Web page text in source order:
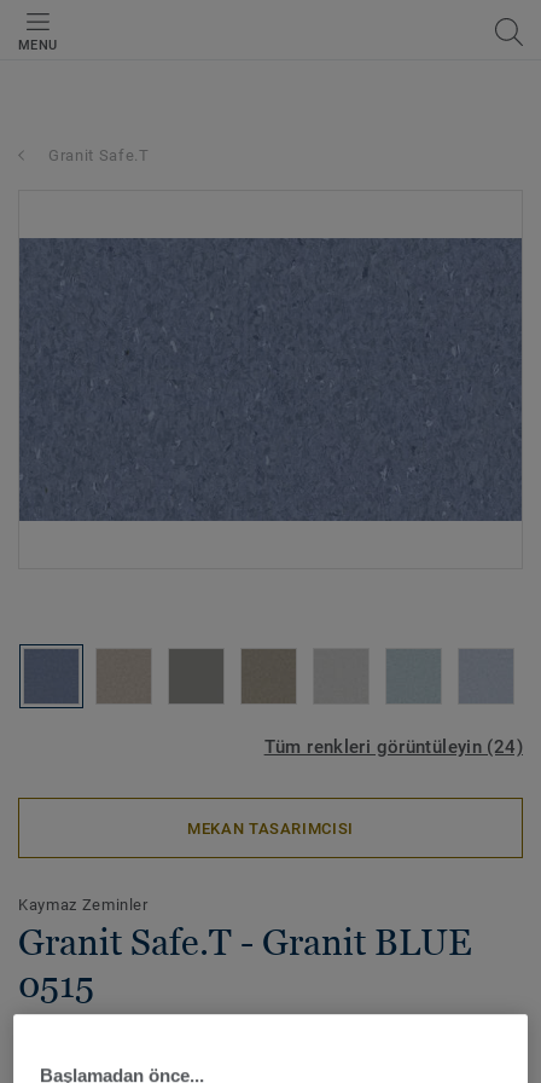
MENU
Granit Safe.T
Tüm renkleri görüntüleyin (24)
MEKAN TASARIMCISI
Kaymaz Zeminler
Granit Safe.T - Granit BLUE
0515
trafikli ıslak alanlar için dayanıklı bir zemin çözümüdür.
Başlamadan önce...